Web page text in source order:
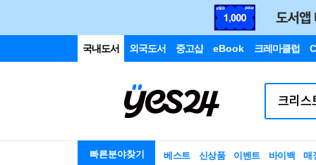
국내도서 외국도서 중고샵 eBook 크레마클럽
빠른분야찾기 베스트 신상품 이벤트 바이백 매